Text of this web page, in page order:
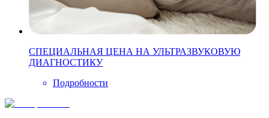
СПЕЦИАЛЬНАЯ ЦЕНА НА УЛЬТРАЗВУКОВУЮ
ДИАГНОСТИКУ
Подробности